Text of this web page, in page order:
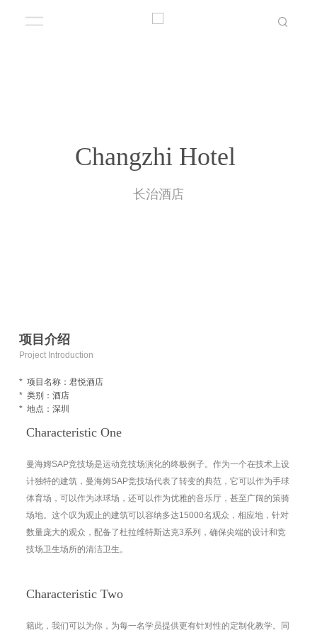
Changzhi Hotel
长治酒店
项目介绍
Project Introduction
* 项目名称：君悦酒店
* 类别：酒店
* 地点：深圳
Characteristic One
曼海姆SAP竞技场是运动竞技场演化的终极例子。作为一个在技术上设
计独特的建筑，曼海姆SAP竞技场代表了转变的典范，它可以作为手球
体育场，可以作为冰球场，还可以作为优雅的音乐厅，甚至广阔的策骑
场地。这个叹为观止的建筑可以容纳多达15000名观众，相应地，针对
数量庞大的观众，配备了杜拉维特斯达克3系列，确保尖端的设计和竞
技场卫生场所的清洁卫生。
Characteristic Two
籍此，我们可以为你，为每一名学员提供更有针对性的定制化教学。同